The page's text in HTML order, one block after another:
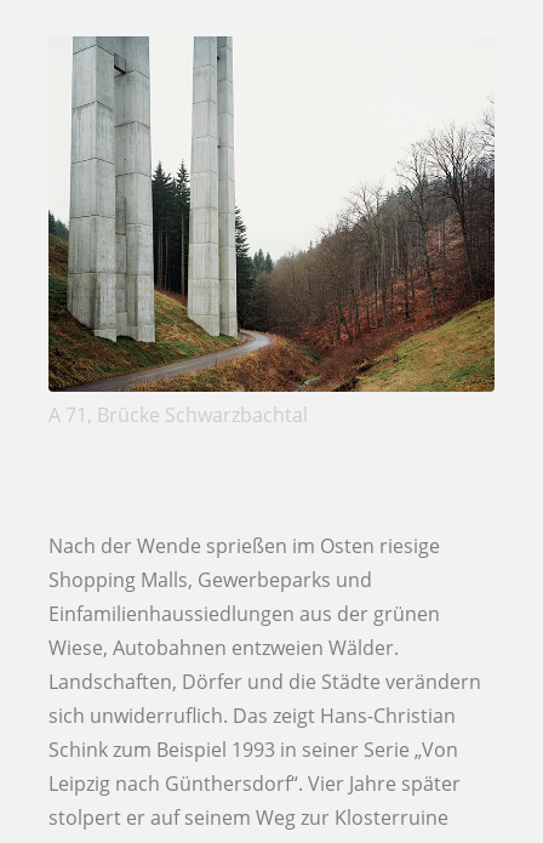
A 71, Brücke Schwarzbachtal
Nach der Wende sprießen im Osten riesige
Shopping Malls, Gewerbeparks und
Einfamilienhaussiedlungen aus der grünen
Wiese, Autobahnen entzweien Wälder.
Landschaften, Dörfer und die Städte verändern
sich unwiderruflich. Das zeigt Hans-Christian
Schink zum Beispiel 1993 in seiner Serie „Von
Leipzig nach Günthersdorf“. Vier Jahre später
stolpert er auf seinem Weg zur Klosterruine